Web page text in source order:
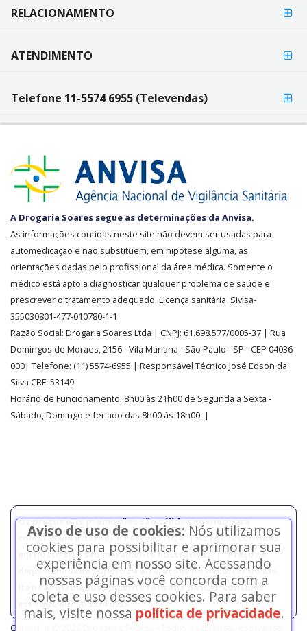
RELACIONAMENTO
ATENDIMENTO
Telefone 11-5574 6955 (Televendas)
A Drogaria Soares segue as determinações da Anvisa.
As informações contidas neste site não devem ser usadas para
automedicação e não substituem, em hipótese alguma, as
orientações dadas pelo profissional da área médica. Somente o
médico está apto a diagnosticar qualquer problema de saúde e
prescrever o tratamento adequado. Licença sanitária Sivisa-
355030801-477-010780-1-1
Razão Social: Drogaria Soares Ltda | CNPJ: 61.698.577/0005-37 | Rua
Domingos de Moraes, 2156-Vila Mariana - São Paulo - SP - CEP 04036-
000| Telefone: (11)5574-6955 | Responsável Técnico José Edson da
Silva CRF: 53149
Horário de Funcionamento: 8h00 às 21h00 de Segunda a Sexta -
Sábado, Domingo e feriado das 8h00 às 18h00. |
Os preços e as promoções são válidos apenas para
compras via internet e Pessoa Física. | As fotos contidas
em nosso site são meramente ilustrativas. | *Preços e
disponibilidade sujeitos a alterações no decorrer do dia.
Itens controlados somente retirada na loja, consulte
estoque em 11-5574 6955.
Copyright © 2026 Drogarias Soares - Todos os direitos reservados.
Aviso de uso de cookies: Nós utilizamos
cookies para possibilitar e aprimorar sua
experiência em nosso site. Acessando
nossas páginas você concorda com a
coleta e uso desses cookies. Para saber
mais, visite nossa política de privacidade.